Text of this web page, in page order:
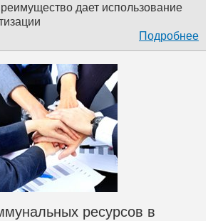
дает использование
Подробнее
ресурсов в